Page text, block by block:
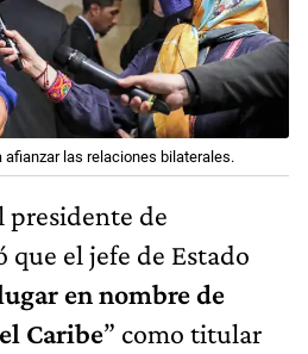
afianzar las relaciones bilaterales.
presidente de
que el jefe de Estado
en nombre de
Caribe” como titular